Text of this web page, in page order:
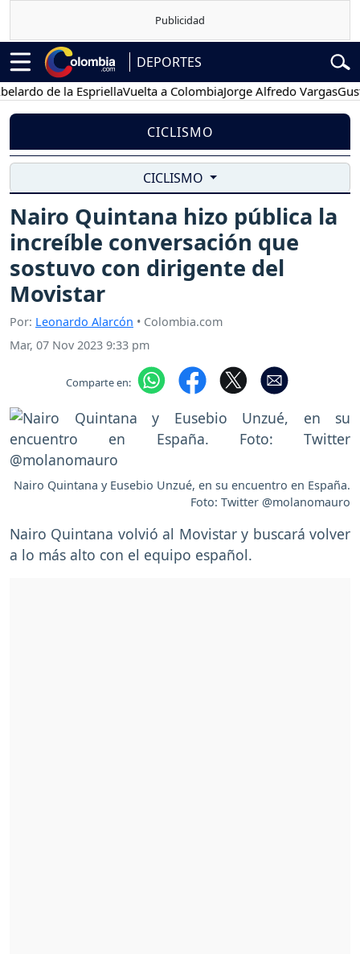
DEPORTES
de la EspriellaVuelta a ColombiaJorge Alfredo VargasGustavo
CICLISMO
CICLISMO
Nairo Quintana hizo pública la
increíble conversación que
sostuvo con dirigente del
Movistar
Por: Leonardo Alarcón • Colombia.com
Mar, 07 Nov 2023 9:33 pm
Comparte en:
Nairo Quintana y Eusebio Unzué, en su encuentro en España.
Foto: Twitter @molanomauro
Nairo Quintana volvió al Movistar y buscará volver
a lo más alto con el equipo español.